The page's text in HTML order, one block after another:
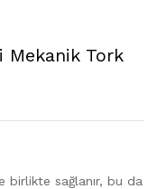
Mekanik Tork
birlikte sağlanır, bu da